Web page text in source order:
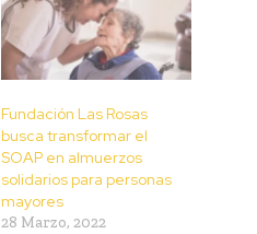
Fundación Las Rosas
busca transformar el
SOAP en almuerzos
solidarios para personas
mayores
28 Marzo, 2022